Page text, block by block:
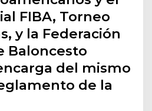
FIBA, Torneo
y la Federación
Baloncesto
del mismo
de la